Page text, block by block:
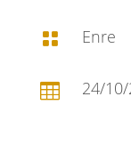
 Enre
 24/